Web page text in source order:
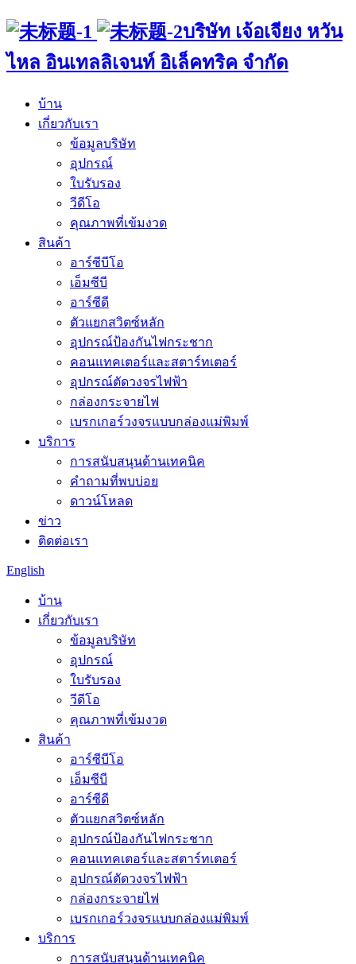
บริษัท เจ้อเจียง หวัน
ไหล อินเทลลิเจนท์ อิเล็คทริค จำกัด
บ้าน
เกี่ยวกับเรา
ข้อมูลบริษัท
อุปกรณ์
ใบรับรอง
วีดีโอ
คุณภาพที่เข้มงวด
สินค้า
อาร์ซีบีโอ
เอ็มซีบี
อาร์ซีดี
ตัวแยกสวิตซ์หลัก
อุปกรณ์ป้องกันไฟกระชาก
คอนแทคเตอร์และสตาร์ทเตอร์
อุปกรณ์ตัดวงจรไฟฟ้า
กล่องกระจายไฟ
เบรกเกอร์วงจรแบบกล่องแม่พิมพ์
บริการ
การสนับสนุนด้านเทคนิค
คำถามที่พบบ่อย
ดาวน์โหลด
ข่าว
ติดต่อเรา
English
บ้าน
เกี่ยวกับเรา
ข้อมูลบริษัท
อุปกรณ์
ใบรับรอง
วีดีโอ
คุณภาพที่เข้มงวด
สินค้า
อาร์ซีบีโอ
เอ็มซีบี
อาร์ซีดี
ตัวแยกสวิตซ์หลัก
อุปกรณ์ป้องกันไฟกระชาก
คอนแทคเตอร์และสตาร์ทเตอร์
อุปกรณ์ตัดวงจรไฟฟ้า
กล่องกระจายไฟ
เบรกเกอร์วงจรแบบกล่องแม่พิมพ์
บริการ
การสนับสนุนด้านเทคนิค